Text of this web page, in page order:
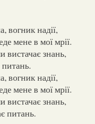
вогник надії,
мене в мої мрії.
вистачає знань,
вогник надії,
мене в мої мрії.
вистачає знань,
питань.